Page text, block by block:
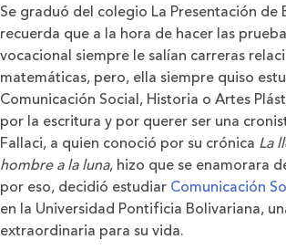
Se graduó del colegio La Presentación de
recuerda que a la hora de hacer las
vocacional siempre le salían carreras
matemáticas, pero, ella siempre quiso
Comunicación Social, Historia o Artes
por la escritura y por querer ser una
Fallaci, a quien conoció por su crónica La
hombre a la luna, hizo que se enamorara
por eso, decidió estudiar Comunicación
en la Universidad Pontificia Bolivariana,
extraordinaria para su vida.